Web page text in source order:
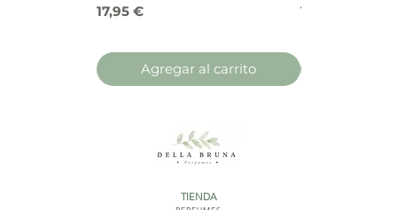
Precio
17,95 €
Agregar al carrito
Precio
17,95 €
TIENDA